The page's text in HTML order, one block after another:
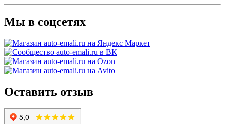
Мы в соцсетях
Оставить отзыв